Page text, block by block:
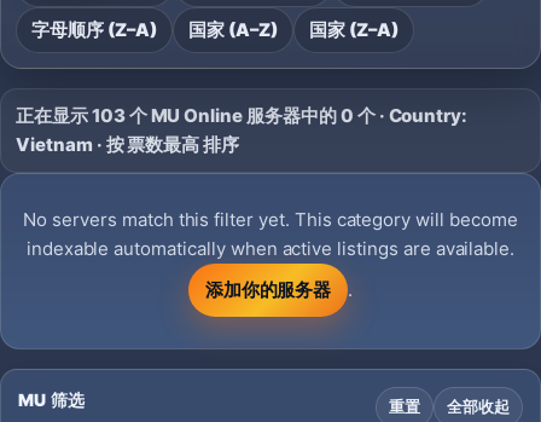
字母顺序 (Z–A) 国家 (A–Z) 国家 (Z–A)
正在显示 103 个 MU Online 服务器中的 0 个 · Country:
Vietnam · 按 票数最高 排序
No servers match this filter yet. This category will become
indexable automatically when active listings are available.
添加你的服务器
.
MU 筛选 重置 全部收起